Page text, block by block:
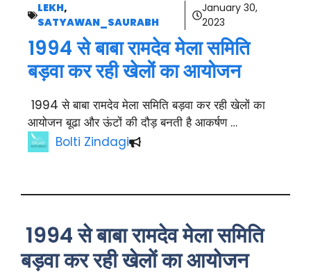
LEKH,
SATYAWAN_SAURABH
January 30,
2023
1994 से बाबा रामदेव मेला समिति
बड़वा कर रही खेलों का आयोजन
1994 से बाबा रामदेव मेला समिति बड़वा कर रही खेलों का
आयोजन बूढा और ऊंटों की दौड़ बनती है आकर्षण …
Bolti Zindagi
1994 से बाबा रामदेव मेला समिति
बड़वा कर रही खेलों का आयोजन